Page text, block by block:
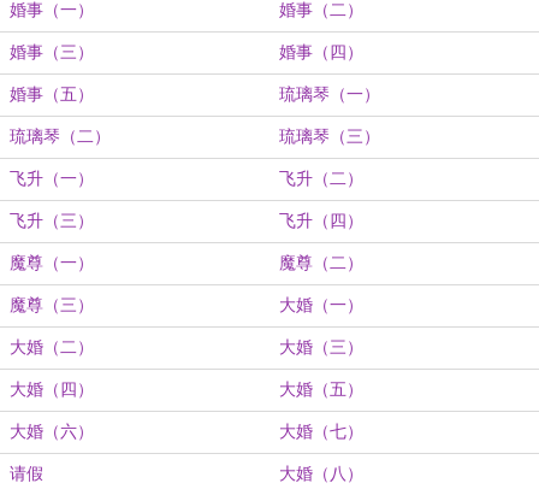
婚事（一） 婚事（二）
婚事（三） 婚事（四）
婚事（五） 琉璃琴（一）
琉璃琴（二） 琉璃琴（三）
飞升（一） 飞升（二）
飞升（三） 飞升（四）
魔尊（一） 魔尊（二）
魔尊（三） 大婚（一）
大婚（二） 大婚（三）
大婚（四） 大婚（五）
大婚（六） 大婚（七）
请假 大婚（八）